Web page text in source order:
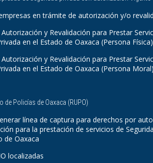
en trámite de autorización y/o
y Revalidación para Prestar
en el Estado de Oaxaca (Persona Física)
y Revalidación para Prestar
en el Estado de Oaxaca (Persona Moral)
de Policías de Oaxaca (RUPO)
línea de captura para derechos por
para la prestación de servicios de
de Oaxaca
localizadas